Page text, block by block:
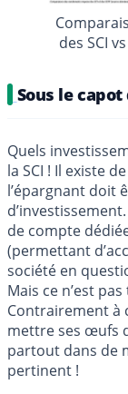
des SCI
Sous le capot
Quels
la SCI ! Il existe
l’épargnant doit
de compte
(permettant
société en
Mais ce n’est
Contrairement à
mettre ses œufs
partout dans de
pertinent !